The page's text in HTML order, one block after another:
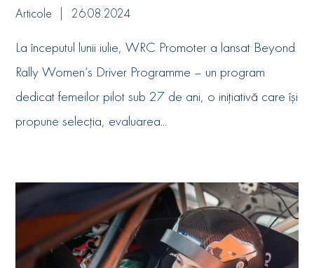
Articole 26.08.2024
La începutul lunii iulie, WRC Promoter a lansat Beyond
Rally Women’s Driver Programme – un program
dedicat femeilor pilot sub 27 de ani, o inițiativă care își
propune selecția, evaluarea...